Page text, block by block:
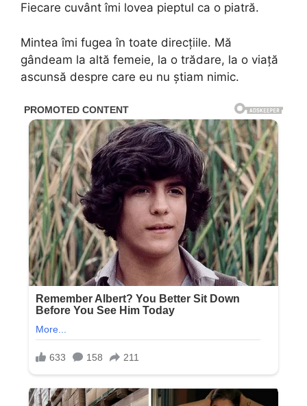
Fiecare cuvânt îmi lovea pieptul ca o piatră.
Mintea îmi fugea în toate direcțiile. Mă
gândeam la altă femeie, la o trădare, la o viață
ascunsă despre care eu nu știam nimic.